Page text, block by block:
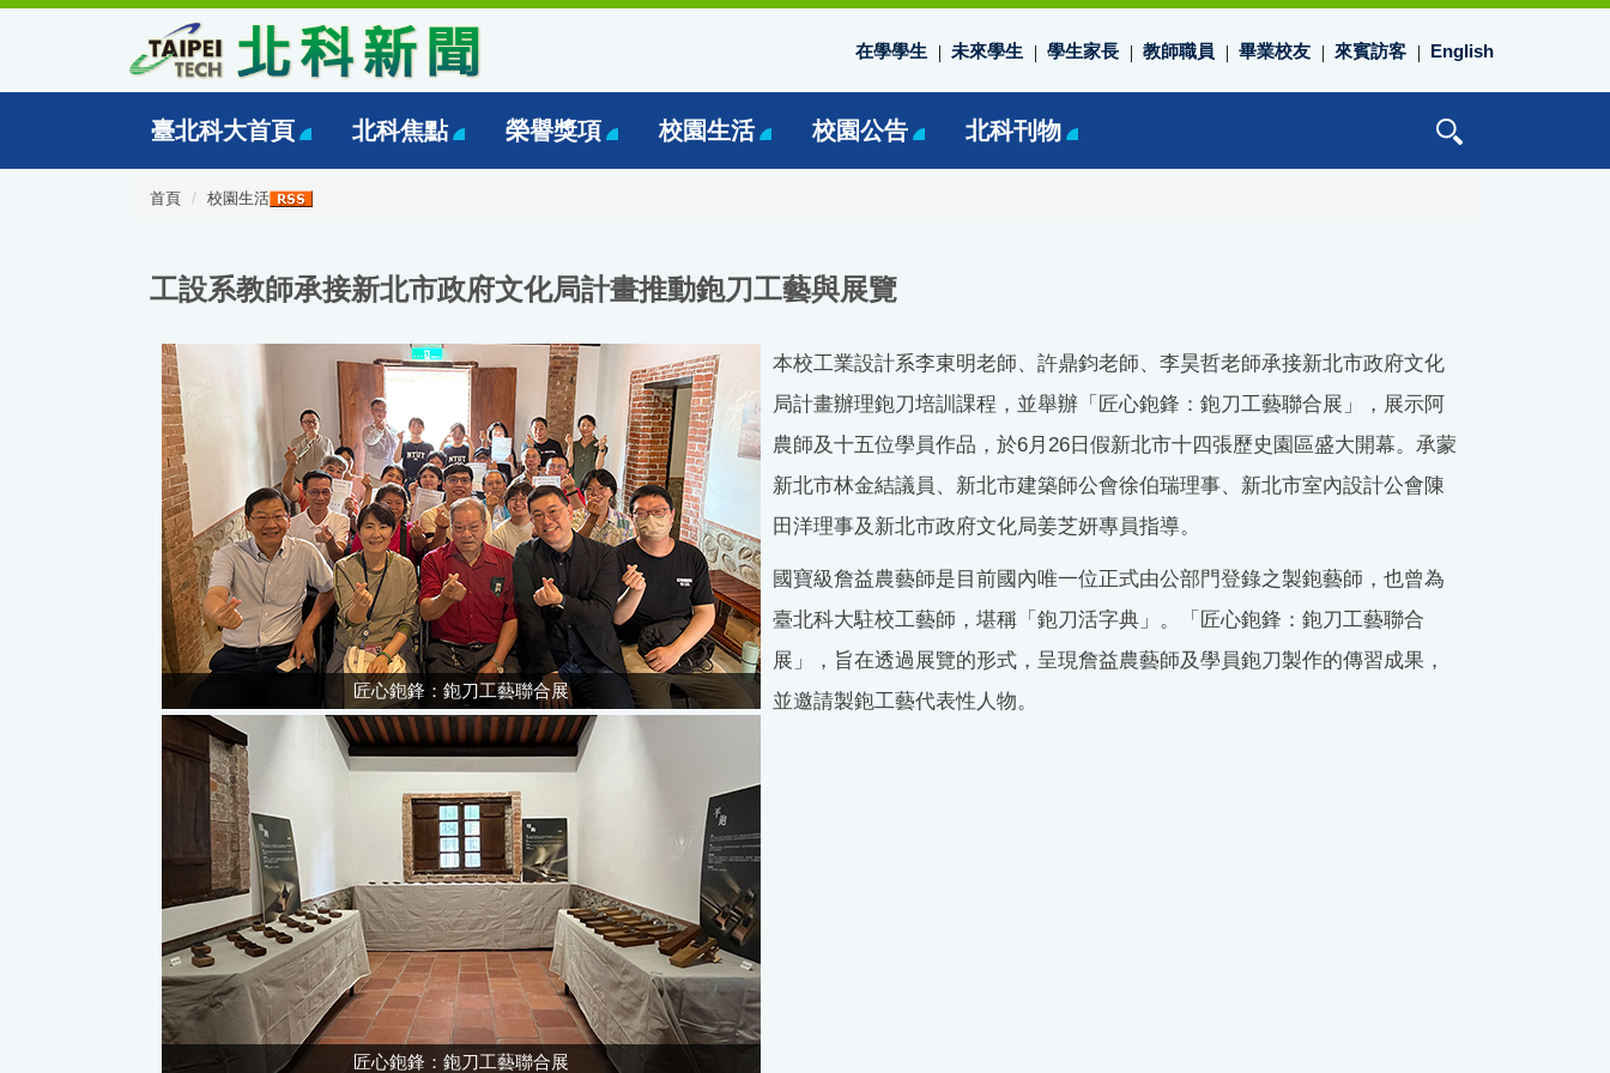
要
臺北科大首頁 北科焦點 榮譽獎項 校園生活 校園公告 北科刊物
在學學生 未來學生 學生家長 教師職員 畢業校友 來賓訪客 English
首頁 校園生活
工設系教師承接新北市政府文化局計畫推動鉋刀工藝與展覽
匠心鉋鋒：鉋刀工藝聯合展
匠心鉋鋒：鉋刀工藝聯合展
本校工業設計系李東明老師、許鼎鈞老師、李昊哲老師承接新北市政府文化
局計畫辦理鉋刀培訓課程，並舉辦「匠心鉋鋒：鉋刀工藝聯合展」，展示阿
農師及十五位學員作品，於6月26日假新北市十四張歷史園區盛大開幕。承蒙
新北市林金結議員、新北市建築師公會徐伯瑞理事、新北市室內設計公會陳
田洋理事及新北市政府文化局姜芝妍專員指導。
國寶級詹益農藝師是目前國內唯一位正式由公部門登錄之製鉋藝師，也曾為
臺北科大駐校工藝師，堪稱「鉋刀活字典」。「匠心鉋鋒：鉋刀工藝聯合
展」，旨在透過展覽的形式，呈現詹益農藝師及學員鉋刀製作的傳習成果，
並邀請製鉋工藝代表性人物。